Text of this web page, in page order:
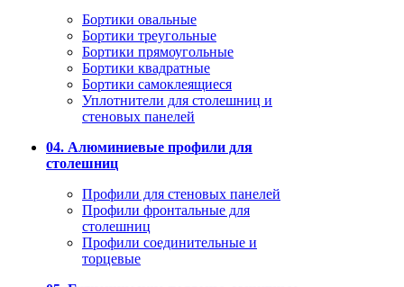
Бортики овальные
Бортики треугольные
Бортики прямоугольные
Бортики квадратные
Бортики самоклеящиеся
Уплотнители для столешниц и
стеновых панелей
04. Алюминиевые профили для
столешниц
Профили для стеновых панелей
Профили фронтальные для
столешниц
Профили соединительные и
торцевые